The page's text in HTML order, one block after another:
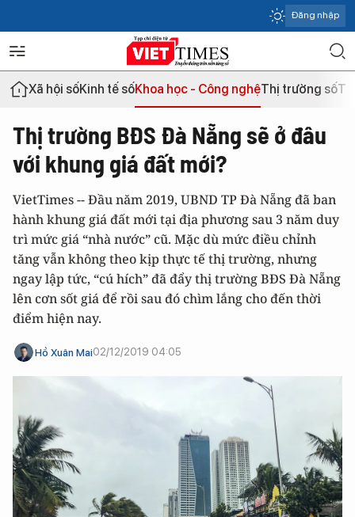
Đăng nhập
Xã hội sốKinh tế sốKhoa học - Công nghệThị trường số
Thị trường BĐS Đà Nẵng sẽ ở đâu
với khung giá đất mới?
VietTimes -- Đầu năm 2019, UBND TP Đà Nẵng đã ban
hành khung giá đất mới tại địa phương sau 3 năm duy
trì mức giá “nhà nước” cũ. Mặc dù mức điều chỉnh
tăng vẫn không theo kịp thực tế thị trường, nhưng
ngay lập tức, “cú hích” đã đẩy thị trường BĐS Đà Nẵng
lên cơn sốt giá để rồi sau đó chìm lắng cho đến thời
điểm hiện nay.
Hồ Xuân Mai02/12/2019 04:05